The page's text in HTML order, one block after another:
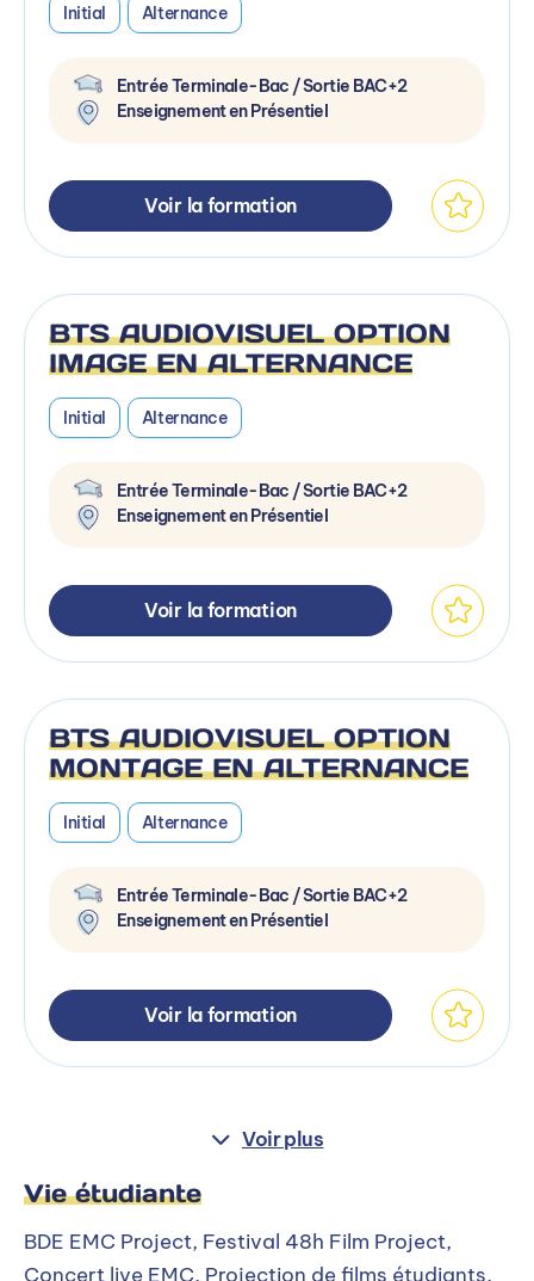
Initial Alternance
Entrée Terminale-Bac / Sortie BAC+2
Enseignement en Présentiel
Voir la formation
BTS AUDIOVISUEL OPTION
IMAGE EN ALTERNANCE
Initial Alternance
Entrée Terminale-Bac / Sortie BAC+2
Enseignement en Présentiel
Voir la formation
BTS AUDIOVISUEL OPTION
MONTAGE EN ALTERNANCE
Initial Alternance
Entrée Terminale-Bac / Sortie BAC+2
Enseignement en Présentiel
Voir la formation
Voir plus
Vie étudiante
BDE EMC Project, Festival 48h Film Project,
Concert live EMC, Projection de films étudiants,